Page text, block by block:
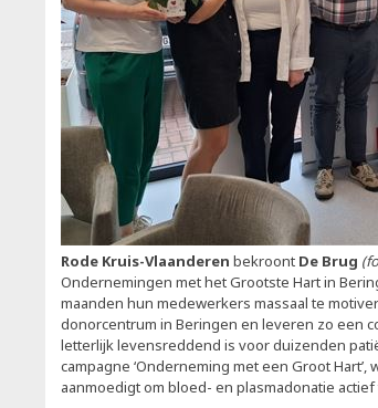
Rode Kruis-Vlaanderen bekroont De Brug
Ondernemingen met het Grootste Hart in
maanden hun medewerkers massaal te
donorcentrum in Beringen en leveren zo een
letterlijk levensreddend is voor duizenden
campagne ‘Onderneming met een Groot
aanmoedigt om bloed- en plasmadonatie